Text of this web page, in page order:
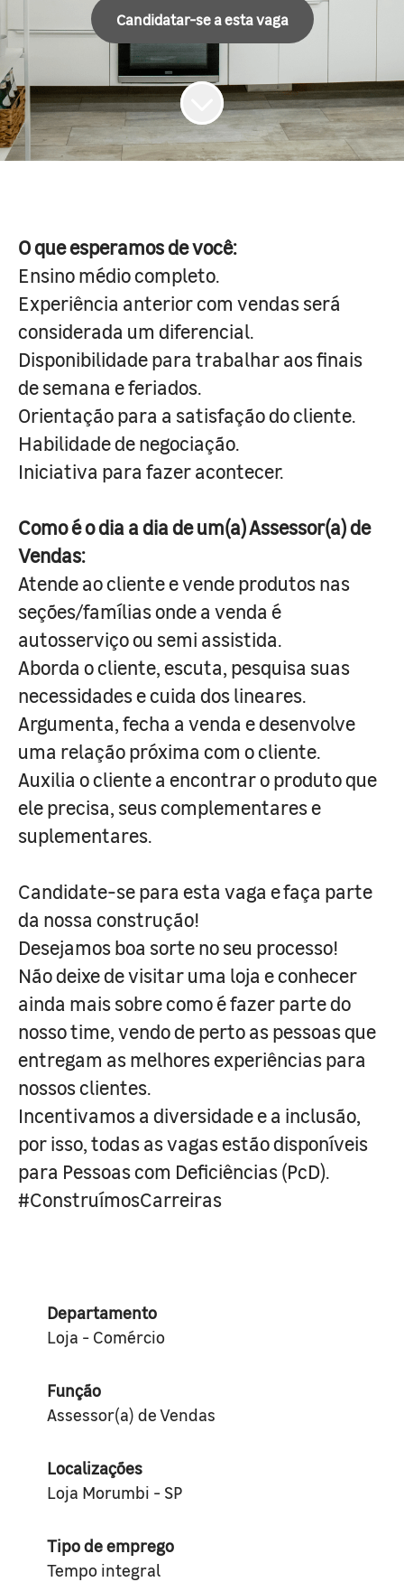
Candidatar-se a esta vaga
O que esperamos de você:
Ensino médio completo.
Experiência anterior com vendas será
considerada um diferencial.
Disponibilidade para trabalhar aos finais
de semana e feriados.
Orientação para a satisfação do cliente.
Habilidade de negociação.
Iniciativa para fazer acontecer.
Como é o dia a dia de um(a) Assessor(a) de
Vendas:
Atende ao cliente e vende produtos nas
seções/famílias onde a venda é
autosserviço ou semi assistida.
Aborda o cliente, escuta, pesquisa suas
necessidades e cuida dos lineares.
Argumenta, fecha a venda e desenvolve
uma relação próxima com o cliente.
Auxilia o cliente a encontrar o produto que
ele precisa, seus complementares e
suplementares.
Candidate-se para esta vaga e faça parte
da nossa construção!
Desejamos boa sorte no seu processo!
Não deixe de visitar uma loja e conhecer
ainda mais sobre como é fazer parte do
nosso time, vendo de perto as pessoas que
entregam as melhores experiências para
nossos clientes.
Incentivamos a diversidade e a inclusão,
por isso, todas as vagas estão disponíveis
para Pessoas com Deficiências (PcD).
#ConstruímosCarreiras
Departamento
Loja - Comércio
Função
Assessor(a) de Vendas
Localizações
Loja Morumbi - SP
Tipo de emprego
Tempo integral